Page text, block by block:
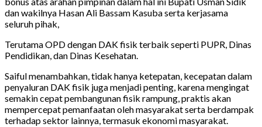
dan wakilnya Hasan Ali Bassam Kasuba serta kerjasama
seluruh pihak,
Terutama OPD dengan DAK fisik terbaik seperti PUPR, Dinas
Pendidikan, dan Dinas Kesehatan.
Saiful menambahkan, tidak hanya ketepatan, kecepatan dalam
penyaluran DAK fisik juga menjadi penting, karena mengingat
semakin cepat pembangunan fisik rampung, praktis akan
mempercepat pemanfaatan oleh masyarakat serta berdampak
terhadap sektor lainnya, termasuk ekonomi masyarakat.